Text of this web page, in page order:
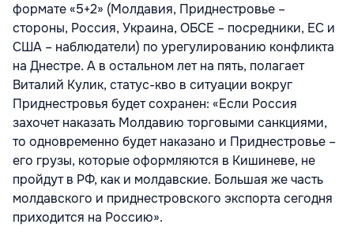
формате «5+2» (Молдавия, Приднестровье –
стороны, Россия, Украина, ОБСЕ – посредники, ЕС и
США – наблюдатели) по урегулированию конфликта
на Днестре. А в остальном лет на пять, полагает
Виталий Кулик, статус-кво в ситуации вокруг
Приднестровья будет сохранен: «Если Россия
захочет наказать Молдавию торговыми санкциями,
то одновременно будет наказано и Приднестровье –
его грузы, которые оформляются в Кишиневе, не
пройдут в РФ, как и молдавские. Большая же часть
молдавского и приднестровского экспорта сегодня
приходится на Россию».